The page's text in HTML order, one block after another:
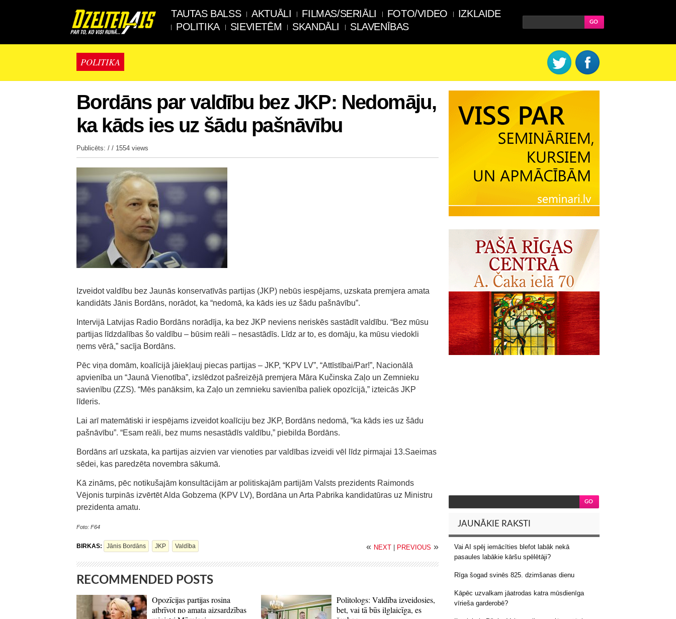
TAUTAS BALSS AKTUĀLI FILMAS/SERIĀLI FOTO/VIDEO
IZKLAIDE
POLITIKA
SIEVIETĒM SKANDĀLI SLAVENĪBAS
POLITIKA
Bordāns par valdību bez JKP: Nedomāju,
ka kāds ies uz šādu pašnāvību
Publicēts: / / 1554 views
Izveidot valdību bez Jaunās konservatīvās partijas (JKP) nebūs iespējams, uzskata premjera amata
kandidāts Jānis Bordāns, norādot, ka “nedomā, ka kāds ies uz šādu pašnāvību”.
Intervijā Latvijas Radio Bordāns norādīja, ka bez JKP neviens neriskēs sastādīt valdību. “Bez mūsu
partijas līdzdalības šo valdību – būsim reāli – nesastādīs. Līdz ar to, es domāju, ka mūsu viedokli
ņems vērā,” sacīja Bordāns.
Pēc viņa domām, koalīcijā jāiekļauj piecas partijas – JKP, “KPV LV”, “Attīstībai/Par!”, Nacionālā
apvienība un “Jaunā Vienotība”, izslēdzot pašreizējā premjera Māra Kučinska Zaļo un Zemnieku
savienību (ZZS). “Mēs panāksim, ka Zaļo un zemnieku savienība paliek opozīcijā,” izteicās JKP
līderis.
Lai arī matemātiski ir iespējams izveidot koalīciju bez JKP, Bordāns nedomā, “ka kāds ies uz šādu
pašnāvību”. “Esam reāli, bez mums nesastādīs valdību,” piebilda Bordāns.
Bordāns arī uzskata, ka partijas aizvien var vienoties par valdības izveidi vēl līdz pirmajai 13.Saeimas
sēdei, kas paredzēta novembra sākumā.
Kā zināms, pēc notikušajām konsultācijām ar politiskajām partijām Valsts prezidents Raimonds
Vējonis turpinās izvērtēt Alda Gobzema (KPV LV), Bordāna un Arta Pabrika kandidatūras uz Ministru
prezidenta amatu.
Foto: F64
BIRKAS: Jānis Bordāns JKP Valdība « NEXT PREVIOUS »
RECOMMENDED POSTS
Opozīcijas partijas rosina
atbrīvot no amata aizsardzības
Politologs: Valdība izveidosies,
bet, vai tā būs ilglaicīga, es
JAUNĀKIE RAKSTI
Vai AI spēj iemācīties blefot labāk nekā
pasaules labākie kāršu spēlētāji?
Rīga šogad svinēs 825. dzimšanas dienu
Kāpēc uzvalkam jāatrodas katra mūsdienīga
vīrieša garderobē?